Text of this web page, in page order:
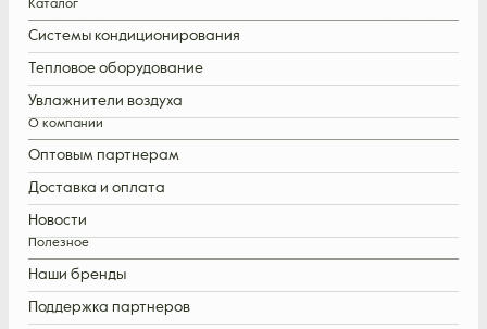
Каталог
Системы кондиционирования
Тепловое оборудование
Увлажнители воздуха
О компании
Оптовым партнерам
Доставка и оплата
Новости
Полезное
Наши бренды
Поддержка партнеров